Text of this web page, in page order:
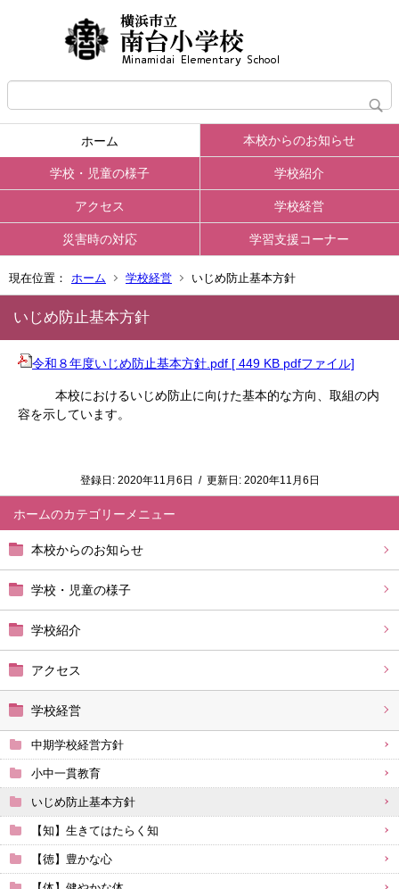
ホーム 本校からのお知らせ
学校・児童の様子 学校紹介
アクセス 学校経営
災害時の対応 学習支援コーナー
現在位置： ホーム 学校経営 いじめ防止基本方針
ホーム
本校からのお知らせ
学校・児童の様子
学校紹介
アクセス
学校経営
中期学校経営方針
小中一貫教育
いじめ防止基本方針
【知】生きてはたらく知
【徳】豊かな心
いじめ防止基本方針
令和８年度いじめ防止基本方針.pdf [ 449 KB pdfファイル]
本校におけるいじめ防止に向けた基本的な方向、取組の内
容を示しています。
登録日: 2020年11月6日 / 更新日: 2020年11月6日